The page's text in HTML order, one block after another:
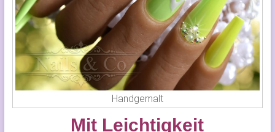
Handgemalt
Mit Leichtigkeit